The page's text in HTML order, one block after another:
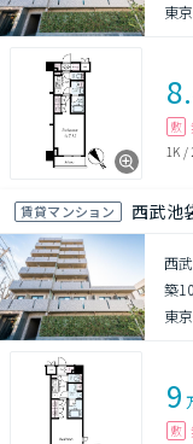
東
敷
1K /
賃貸マンション 西武池
西
築
東
9
敷